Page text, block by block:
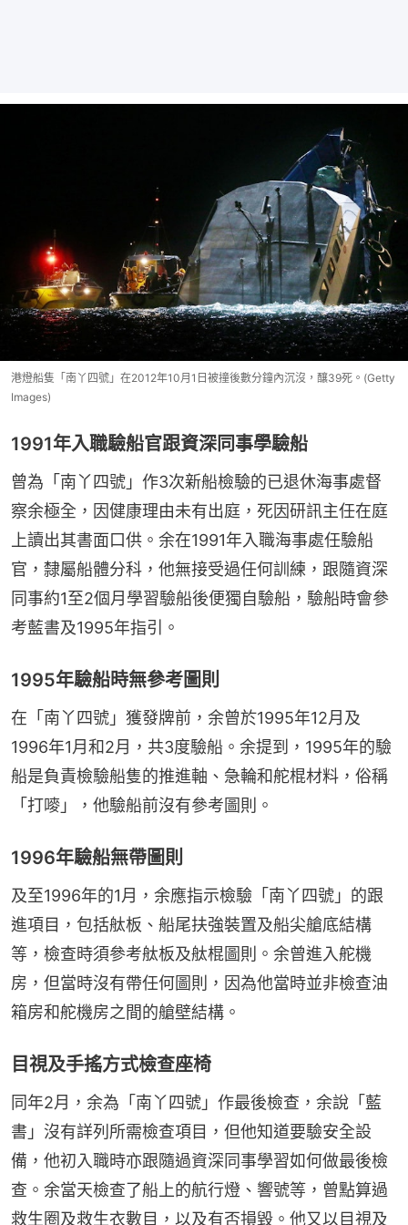
港燈船隻「南丫四號」在2012年10月1日被撞後數分鐘內沉沒，釀39死。(Getty
Images)
1991年入職驗船官跟資深同事學驗船
曾為「南丫四號」作3次新船檢驗的已退休海事處督
察余極全，因健康理由未有出庭，死因研訊主任在庭
上讀出其書面口供。余在1991年入職海事處任驗船
官，隸屬船體分科，他無接受過任何訓練，跟隨資深
同事約1至2個月學習驗船後便獨自驗船，驗船時會參
考藍書及1995年指引。
1995年驗船時無參考圖則
在「南丫四號」獲發牌前，余曾於1995年12月及
1996年1月和2月，共3度驗船。余提到，1995年的驗
船是負責檢驗船隻的推進軸、急輪和舵棍材料，俗稱
「打嘜」，他驗船前沒有參考圖則。
1996年驗船無帶圖則
及至1996年的1月，余應指示檢驗「南丫四號」的跟
進項目，包括舦板、船尾扶強裝置及船尖艙底結構
等，檢查時須參考舦板及舦棍圖則。余曾進入舵機
房，但當時沒有帶任何圖則，因為他當時並非檢查油
箱房和舵機房之間的艙壁結構。
目視及手搖方式檢查座椅
同年2月，余為「南丫四號」作最後檢查，余說「藍
書」沒有詳列所需檢查項目，但他知道要驗安全設
備，他初入職時亦跟隨過資深同事學習如何做最後檢
查。余當天檢查了船上的航行燈、響號等，曾點算過
救生圈及救生衣數目，以及有否損毀。他又以目視及